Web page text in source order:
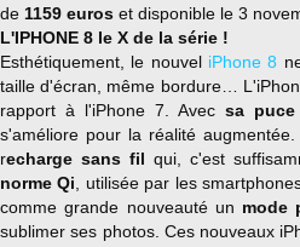
de 1159 euros et disponible le 3
L'IPHONE 8 le X de la série !
Esthétiquement, le nouvel iPhone 8
taille d'écran, même bordure…
rapport à l'iPhone 7. Avecsa
s'améliore pour la réalité
recharge sans fil qui, c'est
norme Qi , utilisée par les
comme grande nouveauté un mode
sublimer ses photos. Ces nouveaux